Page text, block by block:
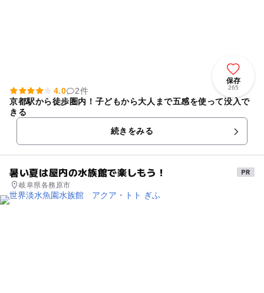
保存
265
4.0
2件
京都駅から徒歩圏内！子どもから大人まで五感を使って没入で
きる
続きをみる
暑い夏は屋内の水族館で楽しもう！
岐阜県各務原市